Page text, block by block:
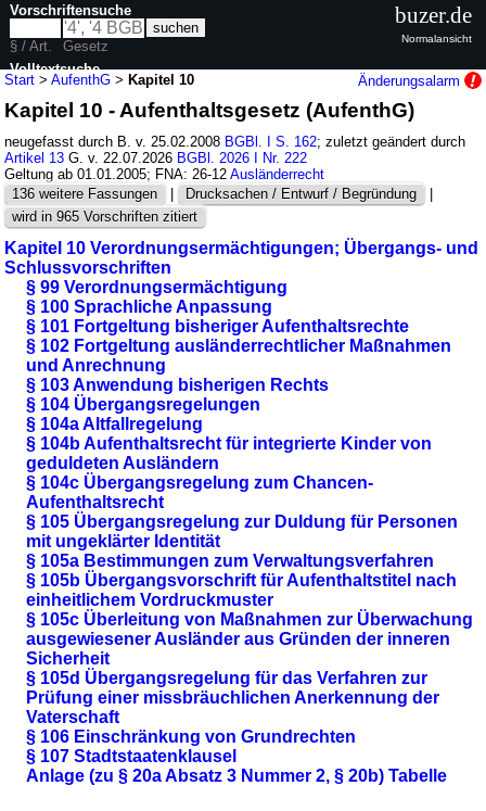
Start >AufenthG >Kapitel 10 Änderungsalarm
Kapitel 10 - Aufenthaltsgesetz (AufenthG)
neugefasst durch B. v. 25.02.2008 BGBl. I S. 162; zuletzt geändert durch
Artikel 13 G. v. 22.07.2026 BGBl. 2026 I Nr. 222
Geltung ab 01.01.2005; FNA: 26-12Ausländerrecht
136 weitere Fassungen
| Drucksachen / Entwurf / Begründung
|
wird in 965 Vorschriften zitiert
Kapitel 10 Verordnungsermächtigungen; Übergangs- und
Schlussvorschriften
§ 99 Verordnungsermächtigung
§ 100 Sprachliche Anpassung
§ 101 Fortgeltung bisheriger Aufenthaltsrechte
§ 102 Fortgeltung ausländerrechtlicher Maßnahmen
und Anrechnung
§ 103 Anwendung bisherigen Rechts
§ 104 Übergangsregelungen
§ 104a Altfallregelung
§ 104b Aufenthaltsrecht für integrierte Kinder von
geduldeten Ausländern
§ 104c Übergangsregelung zum Chancen-
Aufenthaltsrecht
§ 105 Übergangsregelung zur Duldung für Personen
mit ungeklärter Identität
§ 105a Bestimmungen zum Verwaltungsverfahren
§ 105b Übergangsvorschrift für Aufenthaltstitel nach
einheitlichem Vordruckmuster
§ 105c Überleitung von Maßnahmen zur Überwachung
ausgewiesener Ausländer aus Gründen der inneren
Sicherheit
§ 105d Übergangsregelung für das Verfahren zur
Prüfung einer missbräuchlichen Anerkennung der
Vaterschaft
§ 106 Einschränkung von Grundrechten
§ 107 Stadtstaatenklausel
Anlage (zu § 20a Absatz 3 Nummer 2, § 20b) Tabelle
Vorschriftensuche
§ / Art.
Gesetz
Volltextsuche
nur in AufenthG
buzer.de
Normalansicht